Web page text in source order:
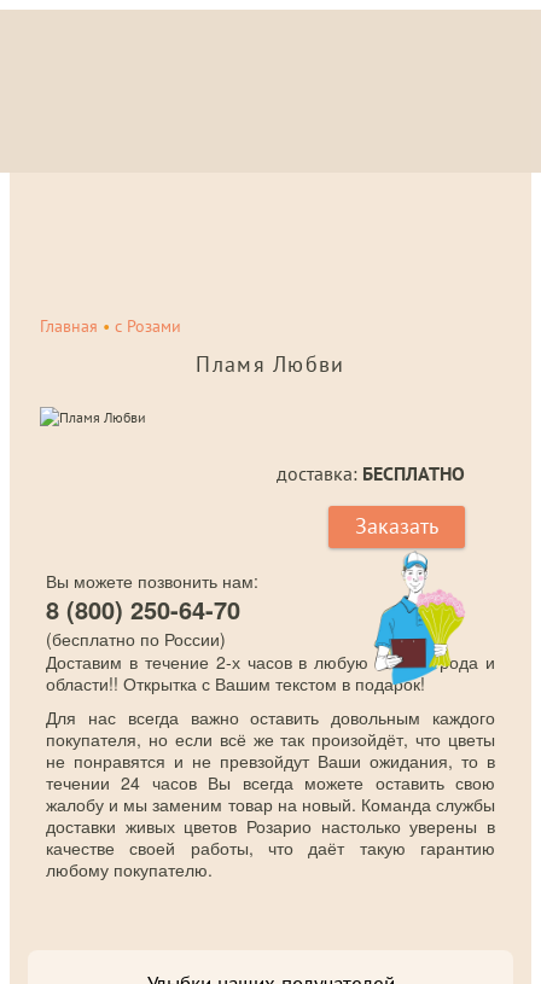
Главная •с Розами
Пламя Любви
доставка: БЕСПЛАТНО
Заказать
Вы можете позвонить нам:
8 (800) 250-64-70
(бесплатно по России)
Доставим в течение 2-х часов в любую точку города и
области!! Открытка с Вашим текстом в подарок!
Для нас всегда важно оставить довольным каждого
покупателя, но если всё же так произойдёт, что цветы
не понравятся и не превзойдут Ваши ожидания, то в
течении 24 часов Вы всегда можете оставить свою
жалобу и мы заменим товар на новый. Команда службы
доставки живых цветов Розарио настолько уверены в
качестве своей работы, что даёт такую гарантию
любому покупателю.